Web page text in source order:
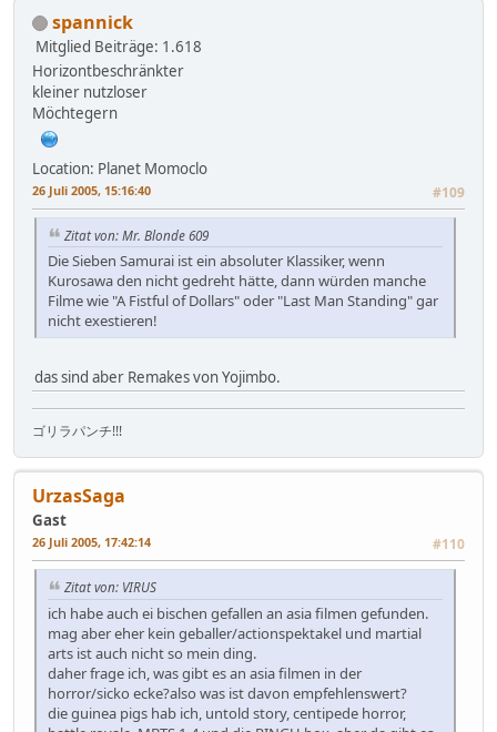
spannick
Mitglied Beiträge: 1.618
Horizontbeschränkter
kleiner nutzloser
Möchtegern
Location: Planet Momoclo
26 Juli 2005, 15:16:40 #109
Zitat von: Mr. Blonde 609
Die Sieben Samurai ist ein absoluter Klassiker, wenn
Kurosawa den nicht gedreht hätte, dann würden manche
Filme wie "A Fistful of Dollars" oder "Last Man Standing" gar
nicht exestieren!
das sind aber Remakes von Yojimbo.
ゴリラパンチ!!!
UrzasSaga
Gast
26 Juli 2005, 17:42:14 #110
Zitat von: VIRUS
ich habe auch ei bischen gefallen an asia filmen gefunden.
mag aber eher kein geballer/actionspektakel und martial
arts ist auch nicht so mein ding.
daher frage ich, was gibt es an asia filmen in der
horror/sicko ecke?also was ist davon empfehlenswert?
die guinea pigs hab ich, untold story, centipede horror,